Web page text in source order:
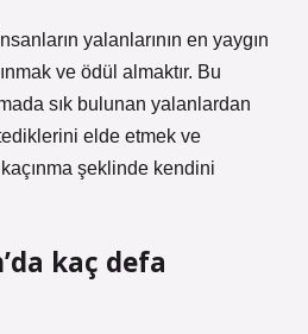
yalanlarının en yaygın
ve ödül almaktır. Bu
sık bulunan yalanlardan
elde etmek ve
şeklinde kendini
kaç defa